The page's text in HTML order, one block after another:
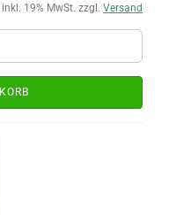
inkl. 19% MwSt. zzgl. Versand